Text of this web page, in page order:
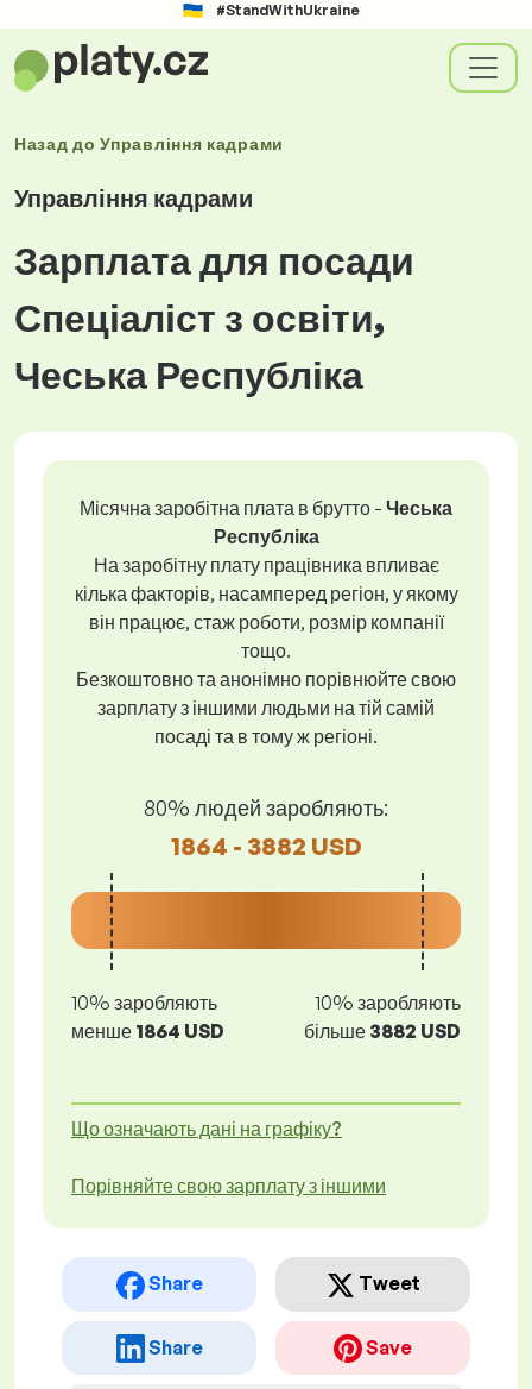
#StandWithUkraine
Назад доУправління кадрами
Управління кадрами
Зарплата для посади
Спеціаліст з освіти,
Чеська Республіка
Місячна заробітна плата в брутто - Чеська
Республіка
На заробітну плату працівника впливає
кілька факторів, насамперед регіон, у якому
він працює, стаж роботи, розмір компанії
тощо.
Безкоштовно та анонімно порівнюйте свою
зарплату з іншими людьми на тій самій
посаді та в тому ж регіоні.
80% людей заробляють:
1864 - 3882 USD
10% заробляють
менше 1864 USD
10% заробляють
більше 3882 USD
Що означають дані на графіку?
Порівняйте свою зарплату з іншими
Share Tweet
Share Save